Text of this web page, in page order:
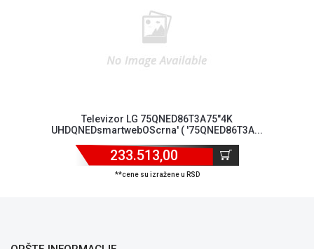
Televizor LG 75QNED86T3A75"4K
UHDQNEDsmartwebOScrna' ( '75QNED86T3A...
233.513,00
**cene su izražene u RSD